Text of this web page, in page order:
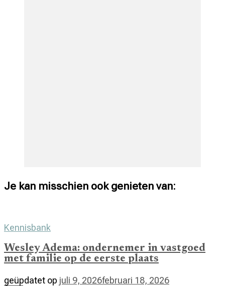
Je kan misschien ook genieten van:
Kennisbank
Wesley Adema: ondernemer in vastgoed
met familie op de eerste plaats
geüpdatet op juli 9, 2026februari 18, 2026